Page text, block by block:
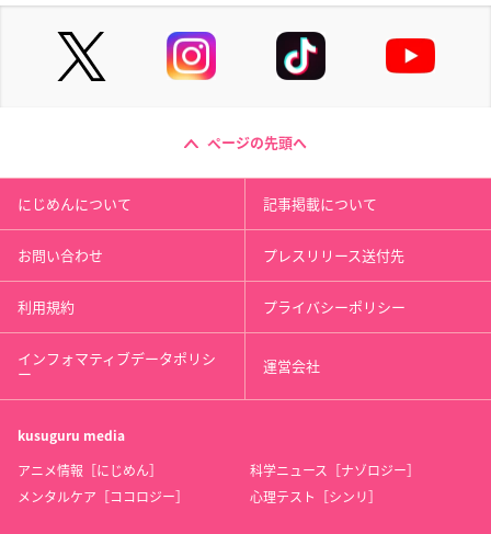
ページの先頭へ
にじめんについて 記事掲載について
お問い合わせ プレスリリース送付先
利用規約 プライバシーポリシー
インフォマティブデータポリシ
ー 運営会社
kusuguru media
アニメ情報［にじめん］
科学ニュース［ナゾロジー］
メンタルケア［ココロジー］
心理テスト［シンリ］